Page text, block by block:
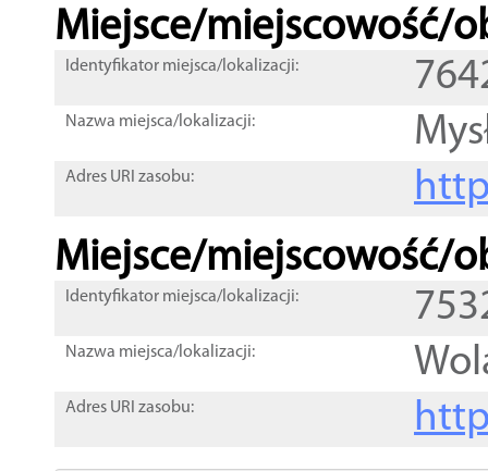
Miejsce/miejscowość/
Identyfikator miejsca/lokalizacji:
Nazwa miejsca/lokalizacji:
Adres URI zasobu:
Miejsce/miejscowość/
Identyfikator miejsca/lokalizacji:
Nazwa miejsca/lokalizacji:
Adres URI zasobu: